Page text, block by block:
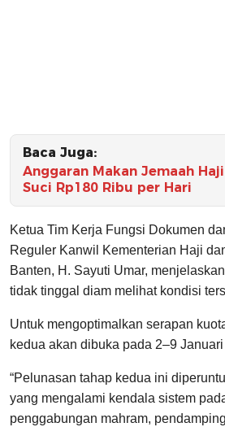
Baca Juga:
Anggaran Makan Jemaah
Suci Rp180 Ribu per Hari
Ketua Tim Kerja Fungsi Dokumen
Reguler Kanwil Kementerian Haji
Banten, H. Sayuti Umar,
tidak tinggal diam melihat kondisi
Untuk mengoptimalkan serapan
kedua akan dibuka pada 2–9
“Pelunasan tahap kedua ini
yang mengalami kendala sistem
penggabungan mahram,